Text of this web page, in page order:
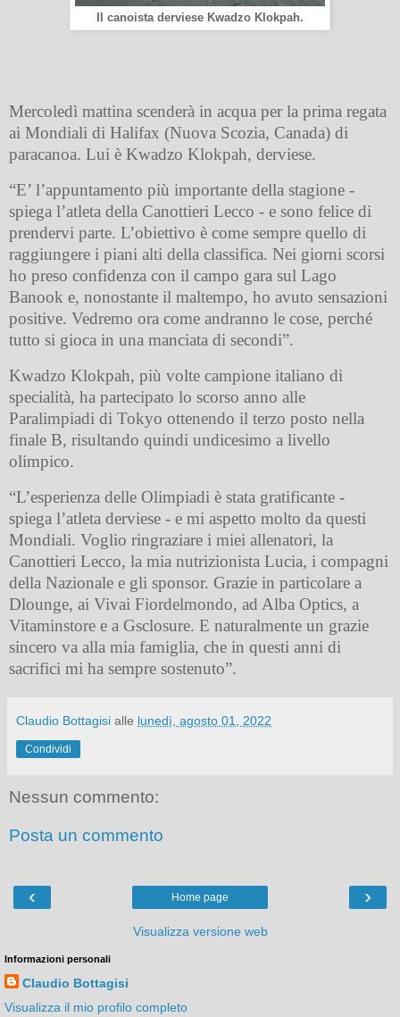
Il canoista derviese Kwadzo Klokpah.
Mercoledì mattina scenderà in acqua per la prima regata
ai Mondiali di Halifax (Nuova Scozia, Canada) di
paracanoa. Lui è Kwadzo Klokpah, derviese.
“E’ l’appuntamento più importante della stagione -
spiega l’atleta della Canottieri Lecco - e sono felice di
prendervi parte. L’obiettivo è come sempre quello di
raggiungere i piani alti della classifica. Nei giorni scorsi
ho preso confidenza con il campo gara sul Lago
Banook e, nonostante il maltempo, ho avuto sensazioni
positive. Vedremo ora come andranno le cose, perché
tutto si gioca in una manciata di secondi”.
Kwadzo Klokpah, più volte campione italiano di
specialità, ha partecipato lo scorso anno alle
Paralimpiadi di Tokyo ottenendo il terzo posto nella
finale B, risultando quindi undicesimo a livello
olimpico.
“L’esperienza delle Olimpiadi è stata gratificante -
spiega l’atleta derviese - e mi aspetto molto da questi
Mondiali. Voglio ringraziare i miei allenatori, la
Canottieri Lecco, la mia nutrizionista Lucia, i compagni
della Nazionale e gli sponsor. Grazie in particolare a
Dlounge, ai Vivai Fiordelmondo, ad Alba Optics, a
Vitaminstore e a Gsclosure. E naturalmente un grazie
sincero va alla mia famiglia, che in questi anni di
sacrifici mi ha sempre sostenuto”.
Claudio Bottagisi alle lunedì, agosto 01, 2022
Condividi
Nessun commento:
Posta un commento
‹ ›
Home page
Visualizza versione web
Informazioni personali
Claudio Bottagisi
Visualizza il mio profilo completo